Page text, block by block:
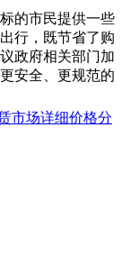
的市民提供一些
行，既节省了购
政府相关部门加
安全、更规范的
市场详细价格分